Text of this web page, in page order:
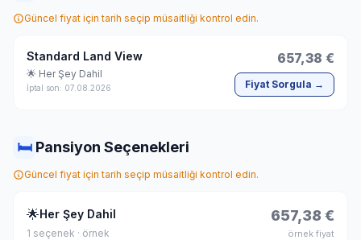
Güncel fiyat için tarih seçip müsaitliği kontrol edin.
Standard Land View
🌟 Her Şey Dahil
İptal son: 07.08.2026
657,38 €
Fiyat Sorgula →
🛏 Pansiyon Seçenekleri
Güncel fiyat için tarih seçip müsaitliği kontrol edin.
🌟Her Şey Dahil
1 seçenek · örnek
657,38 €
örnek fiyat